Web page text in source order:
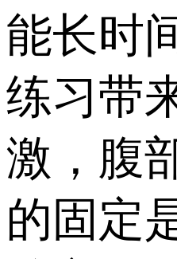
能长时
练习带
激，腹
的固定